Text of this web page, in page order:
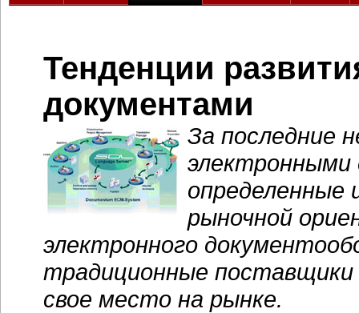
Тенденции
документами
За последние
электронными
определенные
рыночной
электронного
традиционные
свое место на рынке.